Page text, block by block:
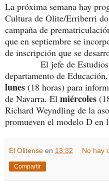
La próxima semana hay
Cultura de Olite/Erriberri
campaña de
que en septiembre se
de inscripción que se
El jefe de Estudios y
departamento de
lunes (18 horas) para
de Navarra. El miércoles
Richard Weyndling de la
promueven el modelo D en
El Olitense en 13:32 No hay
Compartir